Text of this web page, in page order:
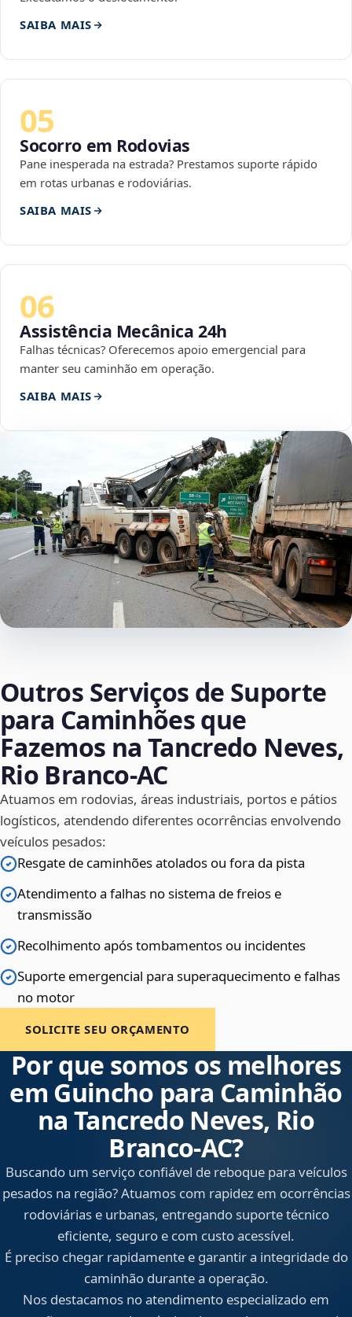
SAIBA MAIS
05
Socorro em Rodovias
Pane inesperada na estrada? Prestamos suporte rápido
em rotas urbanas e rodoviárias.
SAIBA MAIS
06
Assistência Mecânica 24h
Falhas técnicas? Oferecemos apoio emergencial para
manter seu caminhão em operação.
SAIBA MAIS
Outros Serviços de Suporte
para Caminhões que
Fazemos na Tancredo Neves,
Rio Branco‑AC
Atuamos em rodovias, áreas industriais, portos e pátios
logísticos, atendendo diferentes ocorrências envolvendo
veículos pesados:
Resgate de caminhões atolados ou fora da pista
Atendimento a falhas no sistema de freios e
transmissão
Recolhimento após tombamentos ou incidentes
Suporte emergencial para superaquecimento e falhas
no motor
SOLICITE SEU ORÇAMENTO
Por que somos os melhores
em Guincho para Caminhão
na Tancredo Neves, Rio
Branco‑AC?
Buscando um serviço confiável de reboque para veículos
pesados na região? Atuamos com rapidez em ocorrências
rodoviárias e urbanas, entregando suporte técnico
eficiente, seguro e com custo acessível.
É preciso chegar rapidamente e garantir a integridade do
caminhão durante a operação.
Nos destacamos no atendimento especializado em